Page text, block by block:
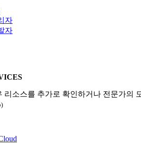
자
자
리소스를 추가로 확인하거나 전문가의